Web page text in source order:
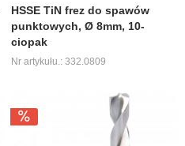
HSSE TiN frez do spawów
punktowych, Ø 8mm, 10-
ciopak
Nr artykułu.: 332.0809